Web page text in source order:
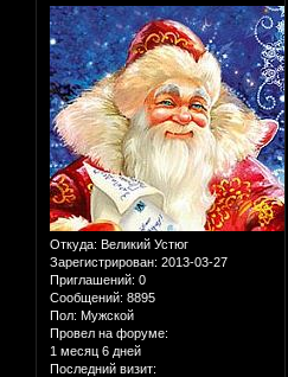
Откуда: Великий Устюг
Зарегистрирован: 2013-03-27
Приглашений: 0
Сообщений: 8895
Пол: Мужской
Провел на форуме:
1 месяц 6 дней
Последний визит: